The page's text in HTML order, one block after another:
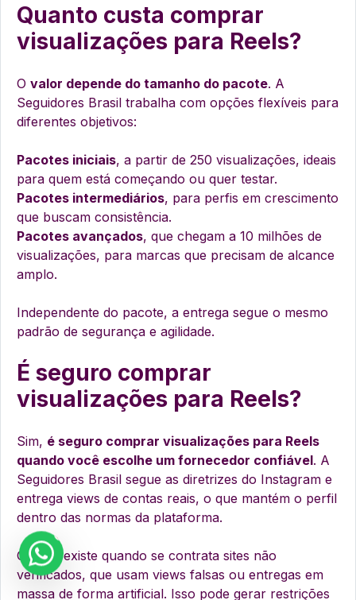
Quanto custa comprar
visualizações para Reels?
O valor depende do tamanho do pacote. A
Seguidores Brasil trabalha com opções flexíveis para
diferentes objetivos:
Pacotes iniciais, a partir de 250 visualizações, ideais
para quem está começando ou quer testar.
Pacotes intermediários, para perfis em crescimento
que buscam consistência.
Pacotes avançados, que chegam a 10 milhões de
visualizações, para marcas que precisam de alcance
amplo.
Independente do pacote, a entrega segue o mesmo
padrão de segurança e agilidade.
É seguro comprar
visualizações para Reels?
Sim, é seguro comprar visualizações para Reels
quando você escolhe um fornecedor confiável. A
Seguidores Brasil segue as diretrizes do Instagram e
entrega views de contas reais, o que mantém o perfil
dentro das normas da plataforma.
O risco existe quando se contrata sites não
verificados, que usam views falsas ou entregas em
massa de forma artificial. Isso pode gerar restrições